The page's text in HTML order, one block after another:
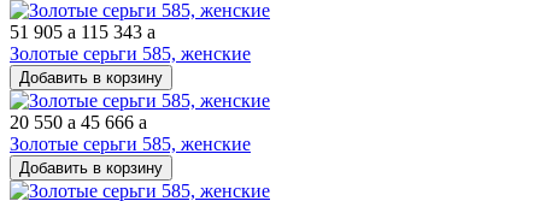
51 905 a 115 343 a
Золотые серьги 585, женские
Добавить в корзину
20 550 a 45 666 a
Золотые серьги 585, женские
Добавить в корзину